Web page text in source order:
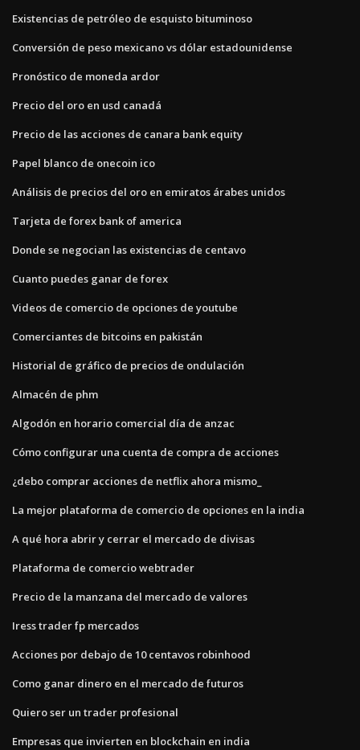
Existencias de petróleo de esquisto bituminoso
Conversión de peso mexicano vs dólar estadounidense
Pronóstico de moneda ardor
Precio del oro en usd canadá
Precio de las acciones de canara bank equity
Papel blanco de onecoin ico
Análisis de precios del oro en emiratos árabes unidos
Tarjeta de forex bank of america
Donde se negocian las existencias de centavo
Cuanto puedes ganar de forex
Videos de comercio de opciones de youtube
Comerciantes de bitcoins en pakistán
Historial de gráfico de precios de ondulación
Almacén de phm
Algodón en horario comercial día de anzac
Cómo configurar una cuenta de compra de acciones
¿debo comprar acciones de netflix ahora mismo_
La mejor plataforma de comercio de opciones en la india
A qué hora abrir y cerrar el mercado de divisas
Plataforma de comercio webtrader
Precio de la manzana del mercado de valores
Iress trader fp mercados
Acciones por debajo de 10 centavos robinhood
Como ganar dinero en el mercado de futuros
Quiero ser un trader profesional
Empresas que invierten en blockchain en india